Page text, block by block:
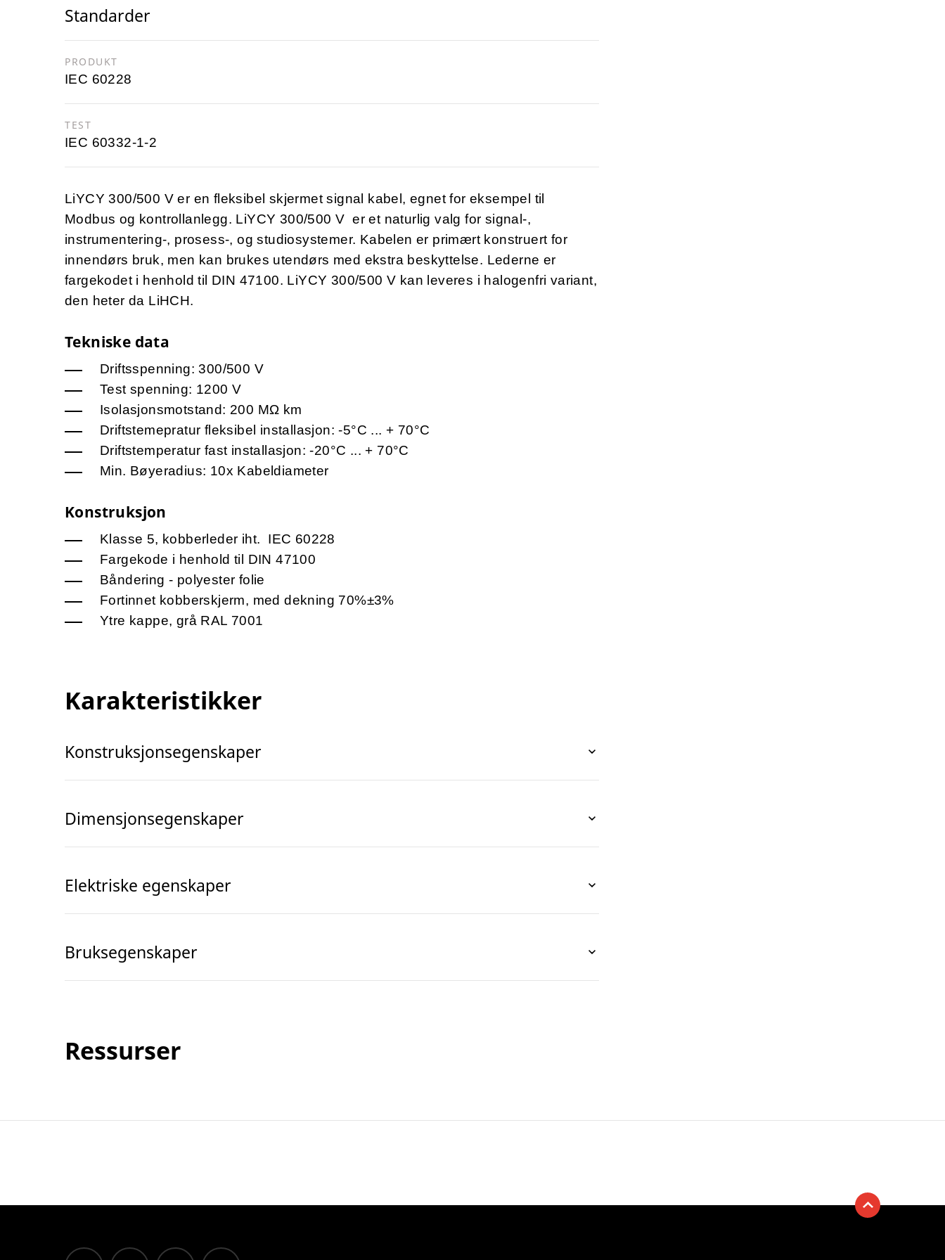
Standarder
PRODUKT
IEC 60228
TEST
IEC 60332-1-2
LiYCY 300/500 V er en fleksibel skjermet signal kabel, egnet for eksempel til
Modbus og kontrollanlegg. LiYCY 300/500 V er et naturlig valg for signal-,
instrumentering-, prosess-, og studiosystemer. Kabelen er primært konstruert for
innendørs bruk, men kan brukes utendørs med ekstra beskyttelse. Lederne er
fargekodet i henhold til DIN 47100. LiYCY 300/500 V kan leveres i halogenfri variant,
den heter da LiHCH.
Tekniske data
Driftsspenning: 300/500 V
Test spenning: 1200 V
Isolasjonsmotstand: 200 MΩ km
Driftstemepratur fleksibel installasjon: -5°C ... + 70°C
Driftstemperatur fast installasjon: -20°C ... + 70°C
Min. Bøyeradius: 10x Kabeldiameter
Konstruksjon
Klasse 5, kobberleder iht. IEC 60228
Fargekode i henhold til DIN 47100
Båndering - polyester folie
Fortinnet kobberskjerm, med dekning 70%±3%
Ytre kappe, grå RAL 7001
Karakteristikker
Konstruksjonsegenskaper
Dimensjonsegenskaper
Elektriske egenskaper
Bruksegenskaper
Ressurser